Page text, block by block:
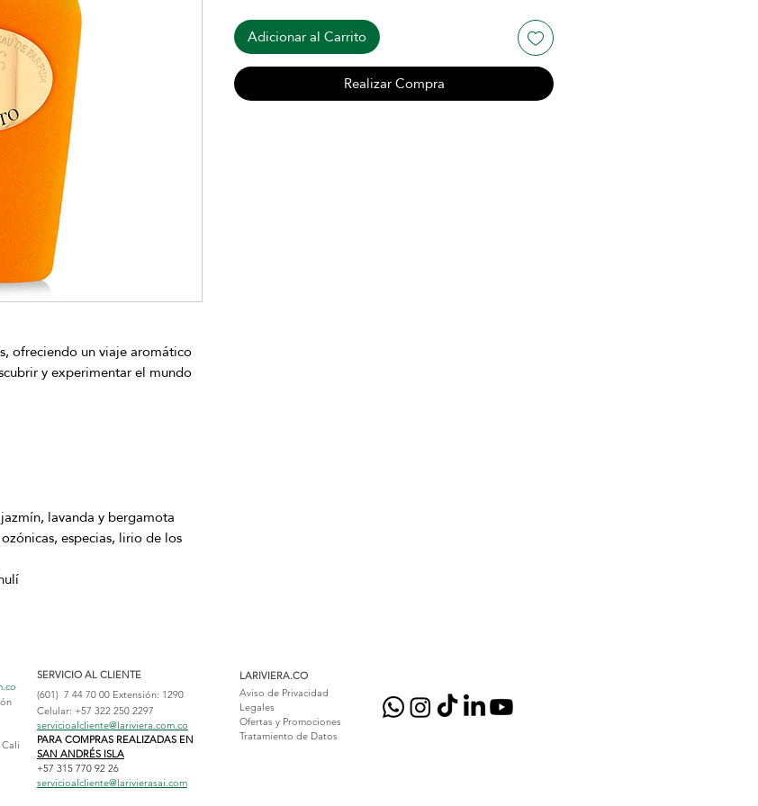
ofreciendo un viaje aromático
y experimentar el mundo
lavanda y bergamota
especias, lirio de los
Adicionar al Carrito
Realizar Compra
SERVICIO AL CLIENTE
(601) 7 44 70 00 Extensión: 1290
Celular: +57 322 250 2297
servicioalcliente@lariviera.com.co
PARA COMPRAS REALIZADAS EN
SAN ANDRÉS ISLA
+57 315 770 92 26
servicioalcliente@larivierasai.com
LARIVIERA.CO
Aviso de Privacidad
Legales
Ofertas y Promociones
Tratamiento de Datos